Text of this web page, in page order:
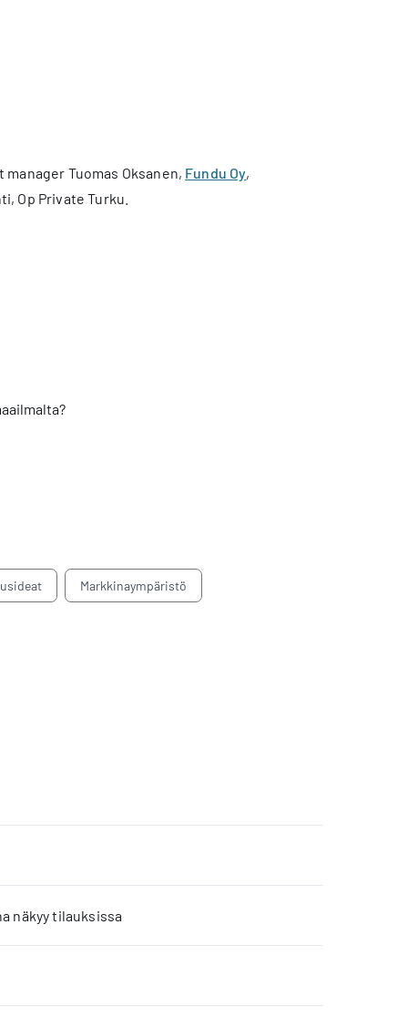
manager Tuomas Oksanen, Fundu Oy,
Op Private Turku.
Markkinaympäristö
näkyy tilauksissa